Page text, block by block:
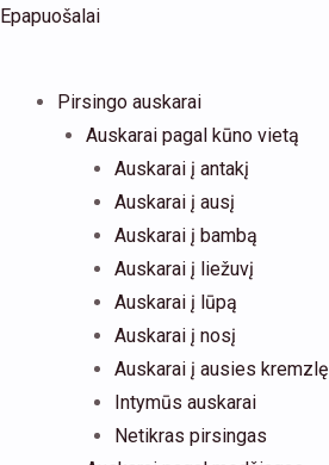
Pereiti
Epapuošalai
Pirsingo auskarai
Auskarai pagal kūno vietą
Auskarai į antakį
Auskarai į ausį
Auskarai į bambą
Auskarai į liežuvį
Auskarai į lūpą
Auskarai į nosį
Auskarai į ausies kremzlę
Intymūs auskarai
Netikras pirsingas
Products
Menu
Menu